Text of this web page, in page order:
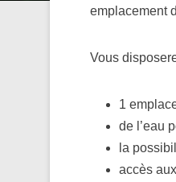
emplacement
Vous
1
de l’eau
la
accès